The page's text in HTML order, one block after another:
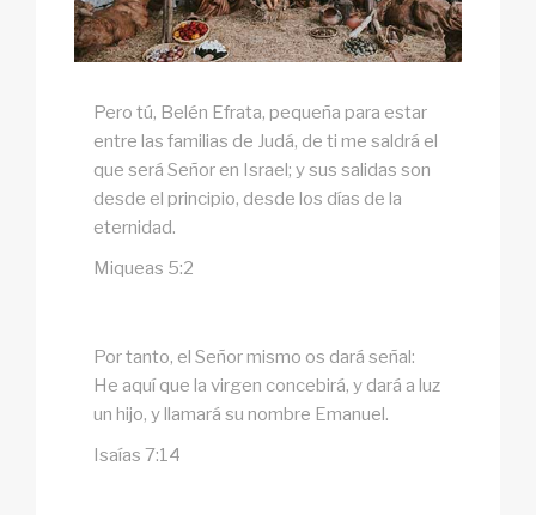
Pero tú, Belén Efrata, pequeña para estar
entre las familias de Judá, de ti me saldrá el
que será Señor en Israel; y sus salidas son
desde el principio, desde los días de la
eternidad.
Miqueas 5:2
Por tanto, el Señor mismo os dará señal:
He aquí que la virgen concebirá, y dará a luz
un hijo, y llamará su nombre Emanuel.
Isaías 7:14